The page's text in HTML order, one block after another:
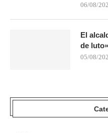
06/08/
El
de
05/08/